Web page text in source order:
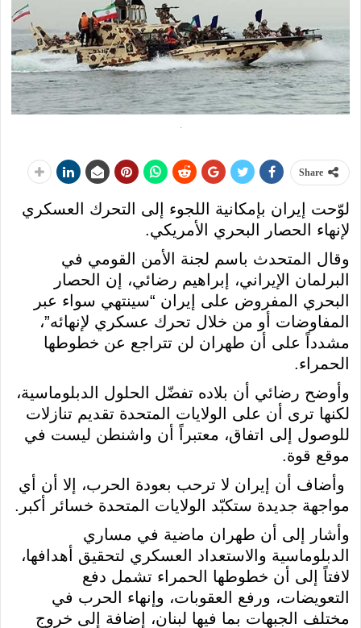
Share
لوّحت إيران بإمكانية اللجوء إلى التحرك العسكري
لإنهاء الحصار البحري الأمريكي.
وقال المتحدث باسم لجنة الأمن القومي في
البرلمان الإيراني، إبراهيم رضائي، إن الحصار
البحري المفروض على إيران “سينتهي سواء عبر
المفاوضات أو من خلال تحرك عسكري لإنهائه”،
مشدداً على أن طهران لن تتراجع عن خطوطها
الحمراء.
وأوضح رضائي أن بلاده تفضّل الحلول الدبلوماسية،
لكنها ترى أن على الولايات المتحدة تقديم تنازلات
للوصول إلى اتفاق، معتبراً أن واشنطن ليست في
موقع قوة.
وأضاف أن إيران لا ترحب بعودة الحرب، إلا أن أي
مواجهة جديدة ستكبّد الولايات المتحدة خسائر أكبر.
وأشار إلى أن طهران ماضية في مساري
الدبلوماسية والاستعداد العسكري لتحقيق أهدافها،
لافتاً إلى أن خطوطها الحمراء تشمل دفع
التعويضات، ورفع العقوبات، وإنهاء الحرب في
مختلف الجبهات بما فيها لبنان، إضافة إلى خروج